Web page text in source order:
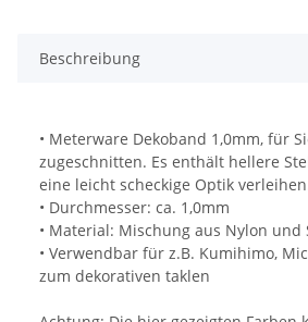
Beschreibung
• Meterware Dekoband 1,0mm, für
zugeschnitten. Es enthält hellere
eine leicht scheckige Optik
• Durchmesser: ca. 1,0mm
• Material: Mischung aus Nylon und
• Verwendbar für z.B. Kumihimo,
zum dekorativen taklen